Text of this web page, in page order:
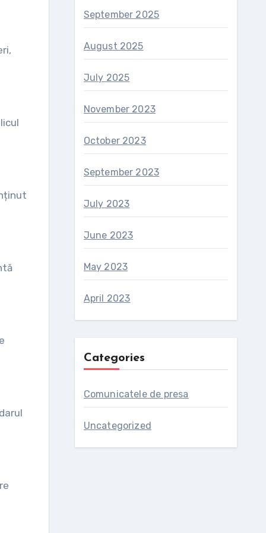
September 2025
August 2025
July 2025
November 2023
October 2023
September 2023
July 2023
June 2023
May 2023
April 2023
Categories
Comunicatele de presa
Uncategorized